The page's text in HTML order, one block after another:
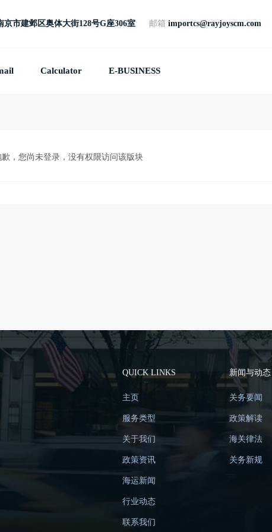
京市建邺区奥体大街128号G座306室 邮箱 importcs@rayjoyscm.com
Calculator E-BUSINESS
歉，您尚未登录，没有权限访问该版块
QUICK LINKS
主页
服务类型
关于我们
政策资讯
海运新闻
行业动态
联系我们
新闻与动态
关务要闻
政策解读
海关律法
关务新规